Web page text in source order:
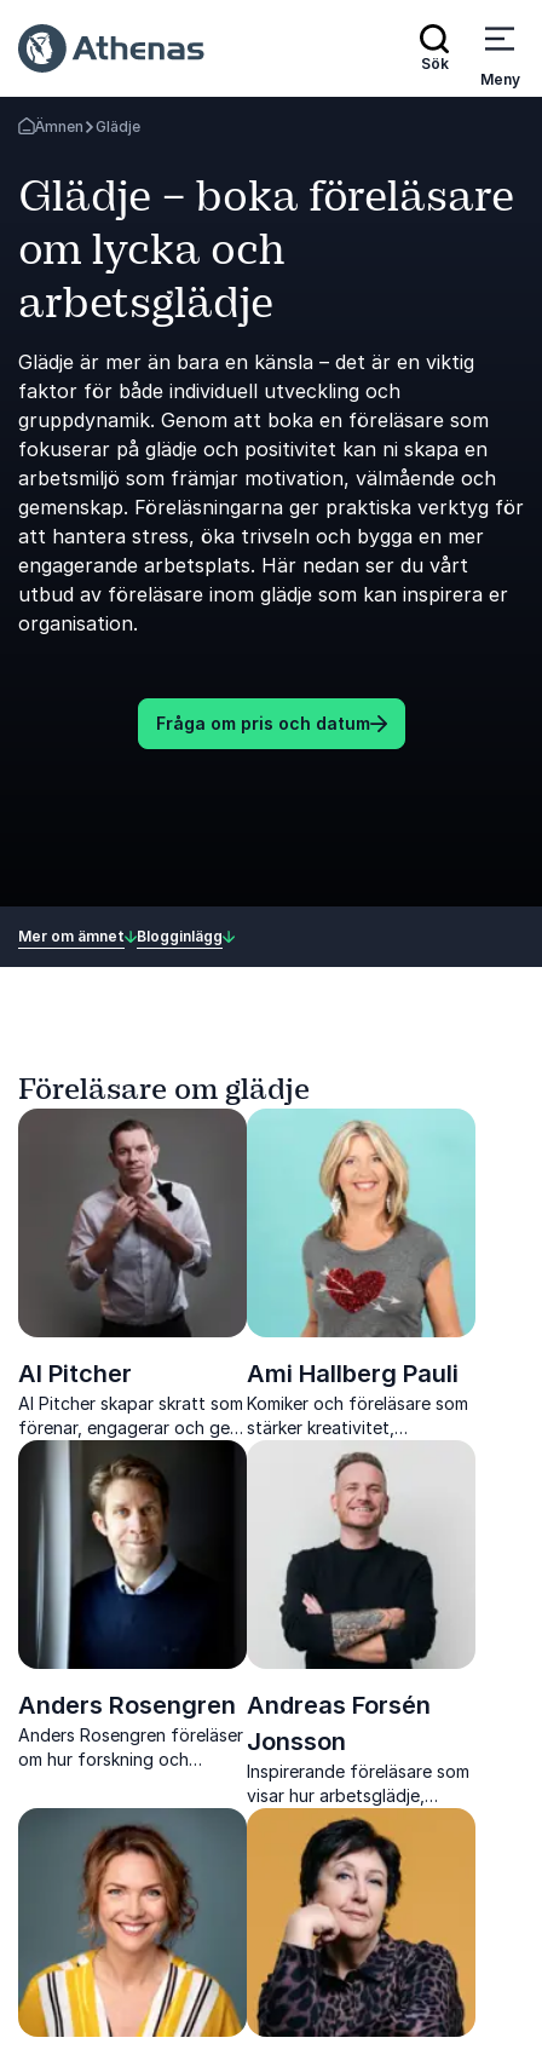
Sök
Meny
Gå tillbaka till startsidan
Ämnen Glädje
Glädje – boka föreläsare
om lycka och
arbetsglädje
Glädje är mer än bara en känsla – det är en viktig
faktor för både individuell utveckling och
gruppdynamik. Genom att boka en föreläsare som
fokuserar på glädje och positivitet kan ni skapa en
arbetsmiljö som främjar motivation, välmående och
gemenskap. Föreläsningarna ger praktiska verktyg för
att hantera stress, öka trivseln och bygga en mer
engagerande arbetsplats. Här nedan ser du vårt
utbud av föreläsare inom glädje som kan inspirera er
organisation.
Fråga om pris och datum
Mer om ämnet Blogginlägg
Föreläsare om glädje
Al Pitcher
Al Pitcher skapar skratt som
förenar, engagerar och ger
publiken ny energi genom
igenkänningshumor med
perfekt tajming.
Ami Hallberg Pauli
Komiker och föreläsare som
stärker kreativitet,
kommunikation och
samarbete med humor och
stark scennärvaro
Anders Rosengren
Anders Rosengren föreläser
om hur forskning och
vardagens val. Inspirerande,
konkret och hållbart på
Andreas Forsén
Jonsson
Inspirerande föreläsare som
visar hur arbetsglädje,
inkludering och välmående
skapar mätbara resultat i
organisationer.